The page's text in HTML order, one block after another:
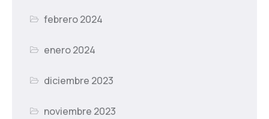
febrero 2024
enero 2024
diciembre 2023
noviembre 2023